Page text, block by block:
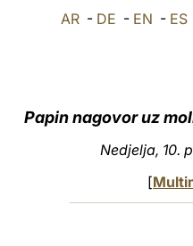
AR- DE - EN - ES
Papin nagovor uz
Nedjelja, 10.
[